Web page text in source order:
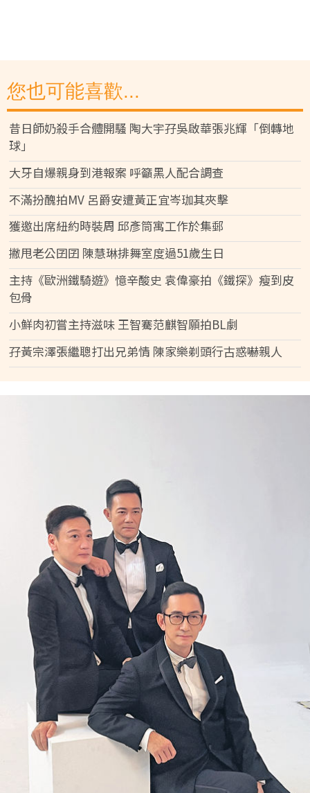
您也可能喜歡...
昔日師奶殺手合體開騷 陶大宇孖吳啟華張兆輝「倒轉地
球」
大牙自爆親身到港報案 呼籲黑人配合調查
不滿扮醜拍MV 呂爵安遭黃正宜岑珈其夾擊
獲邀出席紐約時裝周 邱彥筒寓工作於集郵
撇甩老公囝囝 陳慧琳排舞室度過51歲生日
主持《歐洲鐵騎遊》憶辛酸史 袁偉豪拍《鐵探》瘦到皮
包骨
小鮮肉初嘗主持滋味 王智騫范麒智願拍BL劇
孖黃宗澤張繼聰打出兄弟情 陳家樂剃頭行古惑嚇親人